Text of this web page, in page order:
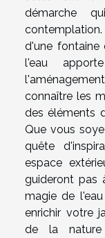
démarche
d'une fontaine
l'eau
connaître les
des éléments
Que vous
quête
espace
guideront pas
magie de
enrichir votre
de la nature